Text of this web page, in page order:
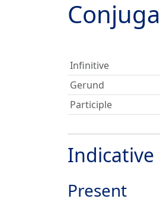
Infinitive
Gerund
Participle
Indicative
Present